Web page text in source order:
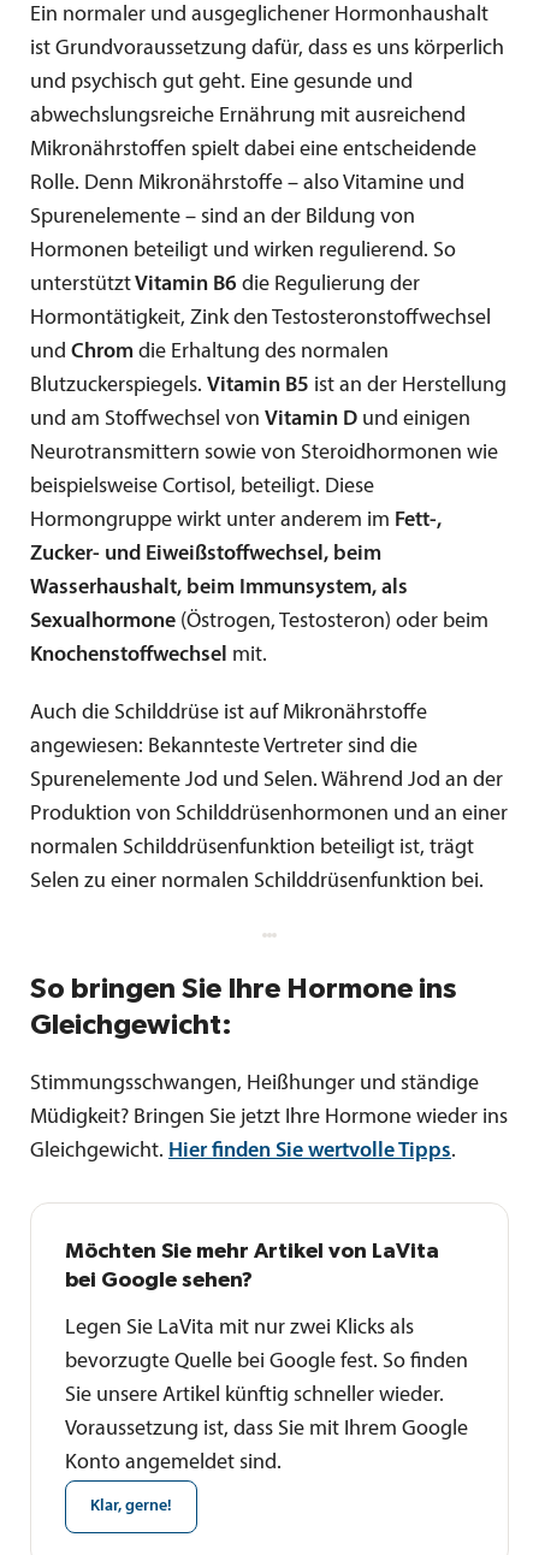
Ein normaler und ausgeglichener Hormonhaushalt
ist Grundvoraussetzung dafür, dass es uns körperlich
und psychisch gut geht. Eine gesunde und
abwechslungsreiche Ernährung mit ausreichend
Mikronährstoffen spielt dabei eine entscheidende
Rolle. Denn Mikronährstoffe – also Vitamine und
Spurenelemente – sind an der Bildung von
Hormonen beteiligt und wirken regulierend. So
unterstütztVitamin B6 die Regulierung der
Hormontätigkeit, Zink den Testosteronstoffwechsel
und Chrom die Erhaltung des normalen
Blutzuckerspiegels. Vitamin B5 ist an der Herstellung
und am Stoffwechsel von Vitamin D und einigen
Neurotransmittern sowie von Steroidhormonen wie
beispielsweise Cortisol, beteiligt. Diese
Hormongruppe wirkt unter anderem im Fett-,
Zucker- und Eiweißstoffwechsel, beim
Wasserhaushalt, beim Immunsystem, als
Sexualhormone (Östrogen, Testosteron) oder beim
Knochenstoffwechsel mit.
Auch die Schilddrüse ist auf Mikronährstoffe
angewiesen: Bekannteste Vertreter sind die
Spurenelemente Jod und Selen. Während Jod an der
Produktion von Schilddrüsenhormonen und an einer
normalen Schilddrüsenfunktion beteiligt ist, trägt
Selen zu einer normalen Schilddrüsenfunktion bei.
So bringen Sie Ihre Hormone ins
Gleichgewicht:
Stimmungsschwangen, Heißhunger und ständige
Müdigkeit? Bringen Sie jetzt Ihre Hormone wieder ins
Gleichgewicht. Hier finden Sie wertvolle Tipps.
Möchten Sie mehr Artikel von LaVita
bei Google sehen?
Legen Sie LaVita mit nur zwei Klicks als
bevorzugte Quelle bei Google fest. So finden
Sie unsere Artikel künftig schneller wieder.
Voraussetzung ist, dass Sie mit Ihrem Google
Konto angemeldet sind.
Klar, gerne!